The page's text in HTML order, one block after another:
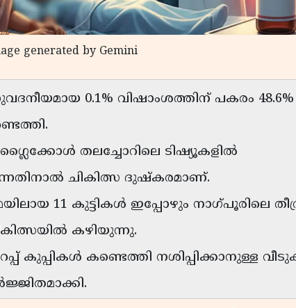
generated by Gemini
0.1% വിഷാംശത്തിന് പകരം
തലച്ചോറിലെ ടിഷ്യൂകളിൽ
ചികിത്സ ദുഷ്കരമാണ്.
11 കുട്ടികൾ ഇപ്പോഴും നാഗ്പൂരിലെ
കഴിയുന്നു.
കുപ്പികൾ കണ്ടെത്തി നശിപ്പിക്കാനുള്ള